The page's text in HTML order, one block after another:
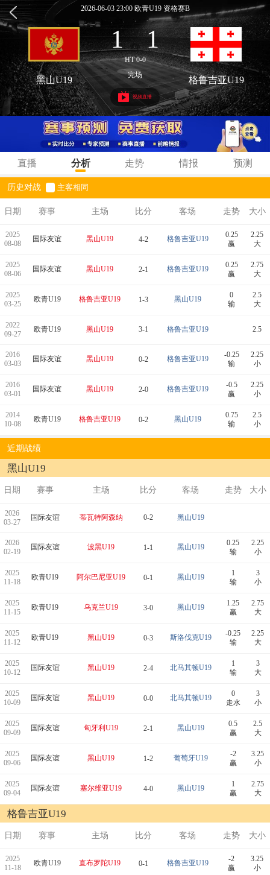
2026-06-03 23:00 欧青U19 资格赛B
1 : 1
HT 0-0
黑山U19 完场 格鲁吉亚U19
视频直播
直播 分析 走势 情报 预测
历史对战 主客相同
日期 赛事 主场 比分 客场 走势 大小
2025
08-08
国际友谊 黑山U19 4-2 格鲁吉亚U19
0.25
赢
2.25
大
2025
08-06
国际友谊 黑山U19 2-1 格鲁吉亚U19
0.25
赢
2.75
大
2025
03-25
欧青U19 格鲁吉亚U19 1-3 黑山U19
0
输
2.5
大
2022
09-27
欧青U19 黑山U19 3-1 格鲁吉亚U19 2.5
2016
03-03
国际友谊 黑山U19 0-2 格鲁吉亚U19
-0.25
输
2.25
小
2016
03-01
国际友谊 黑山U19 2-0 格鲁吉亚U19
-0.5
赢
2.25
小
2014
10-08
欧青U19 格鲁吉亚U19 0-2 黑山U19
0.75
输
2.5
小
近期战绩
黑山U19
日期 赛事 主场 比分 客场 走势 大小
2026
03-27
国际友谊 蒂瓦特阿森纳 0-2 黑山U19
2026
02-19
国际友谊 波黑U19 1-1 黑山U19
0.25
输
2.25
小
2025
11-18
欧青U19 阿尔巴尼亚U19 0-1 黑山U19
1
输
3
小
2025
11-15
欧青U19 乌克兰U19 3-0 黑山U19
1.25
赢
2.75
大
2025
11-12
欧青U19 黑山U19 0-3 斯洛伐克U19
-0.25
输
2.25
大
2025
10-12
国际友谊 黑山U19 2-4 北马其顿U19
1
输
3
大
2025
10-09
国际友谊 黑山U19 0-0 北马其顿U19
0
走水
3
小
2025
09-09
国际友谊 匈牙利U19 2-1 黑山U19
0.5
赢
2.5
大
2025
09-06
国际友谊 黑山U19 1-2 葡萄牙U19
-2
赢
3.25
小
2025
09-04
国际友谊 塞尔维亚U19 4-0 黑山U19
1
赢
2.75
大
格鲁吉亚U19
日期 赛事 主场 比分 客场 走势 大小
2025
11-18
欧青U19 直布罗陀U19 0-1 格鲁吉亚U19
-2
赢
3.25
小